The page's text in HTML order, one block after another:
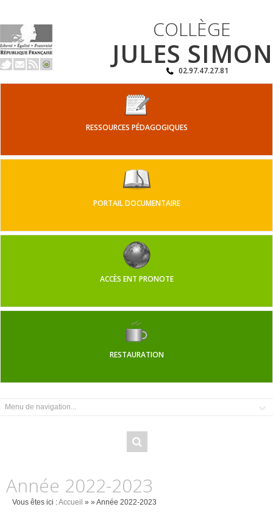
COLLÈGE
JULES SIMON
02.97.47.27.81
RESSOURCES PÉDAGOGIQUES
PORTAIL DOCUMENTAIRE
ACCÈS ENT PRONOTE
RESTAURATION
Année 2022-2023
Vous êtes ici :Accueil » » Année 2022-2023